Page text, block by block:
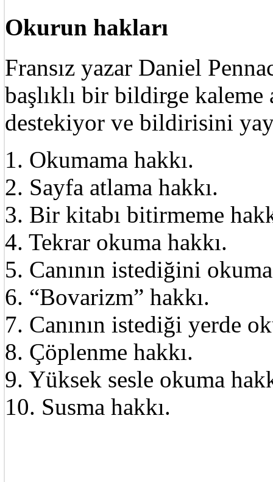
Okurun hakları
Fransız yazar Daniel
başlıklı bir bildirge kaleme
destekiyor ve bildirisini
1. Okumama hakkı.
2. Sayfa atlama hakkı.
3. Bir kitabı bitirmeme
4. Tekrar okuma hakkı.
5. Canının istediğini
6. “Bovarizm” hakkı.
7. Canının istediği yerde
8. Çöplenme hakkı.
9. Yüksek sesle okuma
10. Susma hakkı.